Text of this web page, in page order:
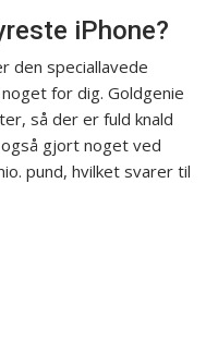
iPhone?
den speciallavede
for dig. Goldgenie
så der er fuld knald
gjort noget ved
pund, hvilket svarer til